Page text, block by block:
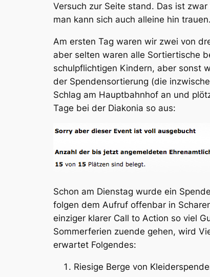
Versuch zur Seite stand. Das ist
man kann sich auch alleine hin trauen.
Am ersten Tag waren wir zwei von
aber selten waren alle Sortiertische
schulpflichtigen Kindern, aber sonst
der Spendensortierung (die
Schlag am Hauptbahnhof an und
Tage bei der Diakonia so aus:
Schon am Dienstag wurde ein
folgen dem Aufruf offenbar in
einziger klarer Call to Action so viel
Sommerferien zuende gehen, wird
erwartet Folgendes:
Riesige Berge von